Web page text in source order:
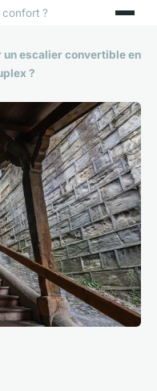
confort ?
un escalier convertible en
?